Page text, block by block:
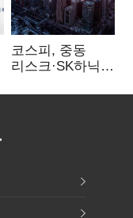
코스피, 중동
리스크·SK하닉
뒷걸음